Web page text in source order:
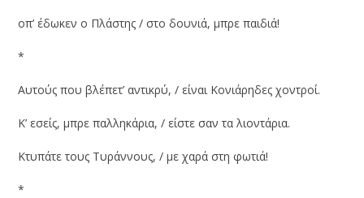
οπ’ έδωκεν ο Πλάστης / στο δουνιά, μπρε παιδιά!
*
Αυτούς που βλέπετ’ αντικρύ, / είναι Κονιάρηδες χοντροί.
Κ’ εσείς, μπρε παλληκάρια, / είστε σαν τα λιοντάρια.
Κτυπάτε τους Τυράννους, / με χαρά στη φωτιά!
*